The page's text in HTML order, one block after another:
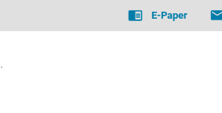
E-Paper